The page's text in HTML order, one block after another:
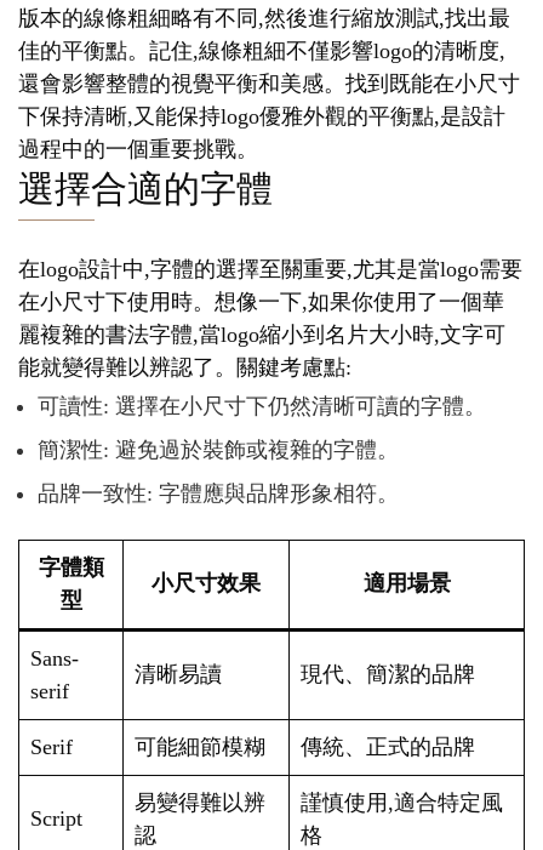
版本的線條粗細略有不同,然後進行縮放測試,找出最
佳的平衡點。記住,線條粗細不僅影響logo的清晰度,
還會影響整體的視覺平衡和美感。找到既能在小尺寸
下保持清晰,又能保持logo優雅外觀的平衡點,是設計
過程中的一個重要挑戰。
選擇合適的字體
在logo設計中,字體的選擇至關重要,尤其是當logo需要
在小尺寸下使用時。想像一下,如果你使用了一個華
麗複雜的書法字體,當logo縮小到名片大小時,文字可
能就變得難以辨認了。關鍵考慮點:
可讀性: 選擇在小尺寸下仍然清晰可讀的字體。
簡潔性: 避免過於裝飾或複雜的字體。
品牌一致性: 字體應與品牌形象相符。
字體類
型
小尺寸效果 適用場景
Sans-
serif
清晰易讀 現代、簡潔的品牌
Serif 可能細節模糊 傳統、正式的品牌
Script
易變得難以辨
認
謹慎使用,適合特定風
格